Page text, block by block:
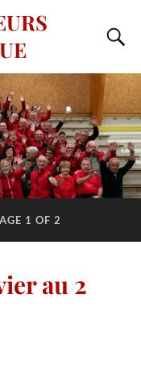
1 OF 2
au 2